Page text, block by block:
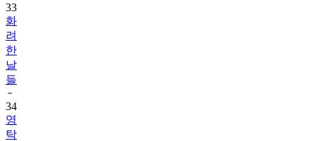
33
화
려
한
날
들
34
영
탁